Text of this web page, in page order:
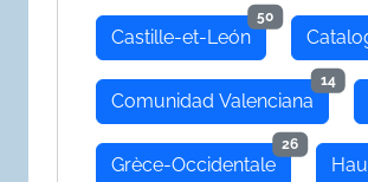
Castille-et-León
50
Comunidad Valenciana
14
Grèce-Occidentale
26